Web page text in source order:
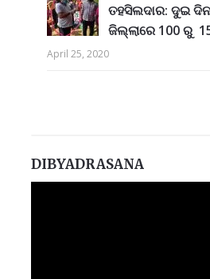
ତହସିଲଦାର: ଦୁଇ
ଜିଲ୍ଲାରେ 100 ରୁ
April 25, 2020
DIBYADRASANA